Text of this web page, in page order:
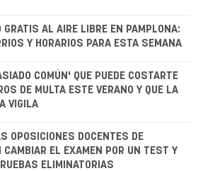
GRATIS AL AIRE LIBRE EN PAMPLONA:
Y HORARIOS PARA ESTA SEMANA
COMÚN' QUE PUEDE COSTARTE
DE MULTA ESTE VERANO Y QUE LA
VIGILA
OPOSICIONES DOCENTES DE
CAMBIAR EL EXAMEN POR UN TEST Y
ELIMINATORIAS